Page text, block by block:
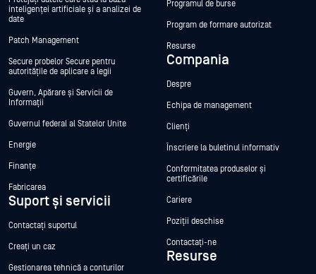
inteligenței artificiale și a analizei de
date
Patch Management
Secure probelor Secure pentru
autoritățile de aplicare a legii
Guvern, Apărare și Servicii de
Informații
Guvernul federal al Statelor Unite
Energie
Finanțe
Fabricarea
Suport și servicii
Contactați suportul
Creați un caz
Gestionarea tehnică a conturilor
Programul de burse
Program de formare autorizat
Resurse
Compania
Despre
Echipa de management
Clienți
Înscriere la buletinul informativ
Conformitatea produselor și
certificările
Cariere
Poziții deschise
Contactați-ne
Resurse